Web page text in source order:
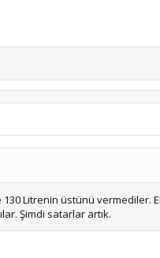
Litrenin üstünü vermediler.
Şimdi satarlar artık.